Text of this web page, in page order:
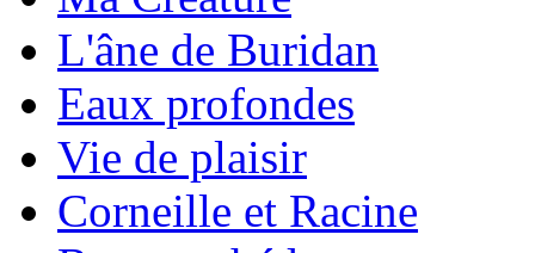
L'âne de Buridan
Eaux profondes
Vie de plaisir
Corneille et Racine